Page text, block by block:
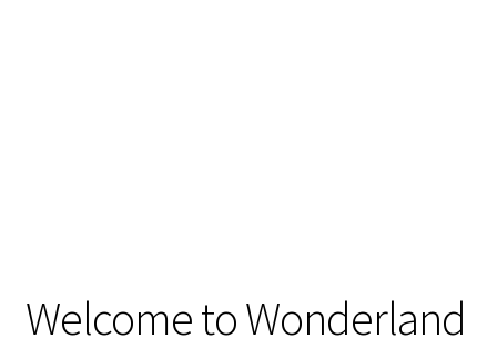
Welcome to Wonderland